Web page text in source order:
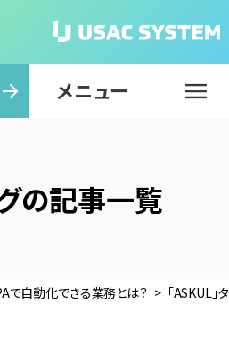
メニュー
閉じる
の記事一覧
で自動化できる業務とは？ 「ASKUL